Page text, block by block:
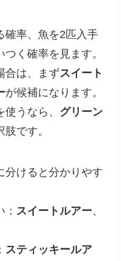
確率、魚を2匹入手
く確率を見ます。
合は、まずスイート
が候補になります。
うなら、 グリーン
肢です。
分けると分かりやす
スイートルアー、
スティッキールア